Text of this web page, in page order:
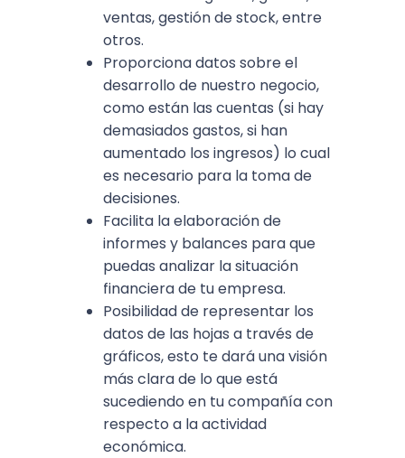
ventas, gestión de stock, entre
otros.
Proporciona datos sobre el
desarrollo de nuestro negocio,
como están las cuentas (si hay
demasiados gastos, si han
aumentado los ingresos) lo cual
es necesario para la toma de
decisiones.
Facilita la elaboración de
informes y balances para que
puedas analizar la situación
financiera de tu empresa.
Posibilidad de representar los
datos de las hojas a través de
gráficos, esto te dará una visión
más clara de lo que está
sucediendo en tu compañía con
respecto a la actividad
económica.